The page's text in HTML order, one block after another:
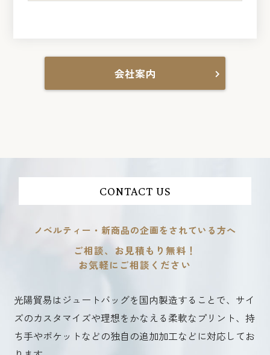
会社案内
CONTACT US
ノベルティー・新商品の企画をされている方へ
ご相談、お見積もり無料！
お気軽にご相談ください
光陽貿易はジュートバッグを国内製造することで、サイ
ズのカスタマイズや理想をかなえる柔軟なプリント、持
ち手やポケットなどの独自の追加加工などに対応してお